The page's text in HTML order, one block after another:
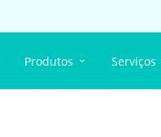
Produtos Serviços